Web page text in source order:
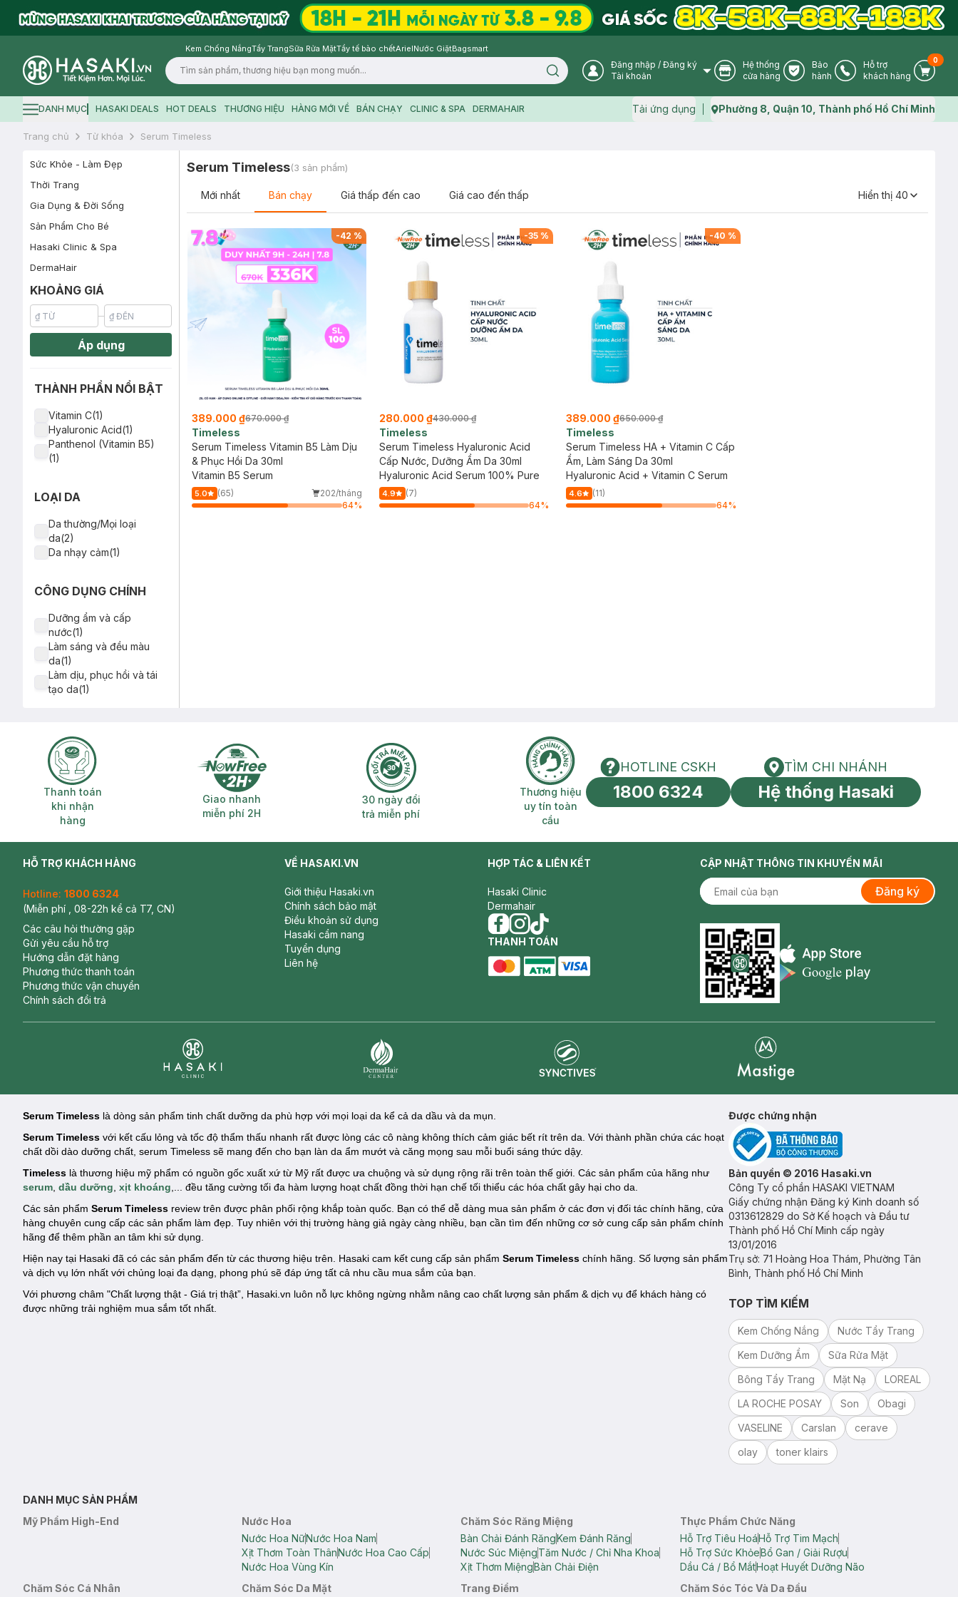
Kem Chống NắngTẩy TrangSữa Rửa MặtTẩy tế bào chếtArielNước GiặtBagsmart
Logo
Search icon User Icon
Đăng nhập / Đăng ký
Tài khoản
Store Icon
Hệ thống
cửa hàng
Warranty Icon
Bảo
hành
Phone Icon
Hỗ trợ
khách hàng
Cart
0
Hamburger icon
DANH MỤC HASAKI DEALS HOT DEALS THƯƠNG HIỆU HÀNG MỚI VỀ BÁN CHẠY CLINIC & SPA DERMAHAIR Tải ứng dụng Map icon
Phường 8, Quận 10, Thành phố Hồ Chí Minh
Trang chủ Từ khóa Serum Timeless
Sức Khỏe - Làm Đẹp
Thời Trang
Gia Dụng & Đời Sống
Sản Phẩm Cho Bé
Hasaki Clinic & Spa
DermaHair
KHOẢNG GIÁ
Áp dụng
THÀNH PHẦN NỔI BẬT
Vitamin C(1)
Hyaluronic Acid(1)
Panthenol (Vitamin B5)
(1)
LOẠI DA
Da thường/Mọi loại
da(2)
Da nhạy cảm(1)
CÔNG DỤNG CHÍNH
Dưỡng ẩm và cấp
nước(1)
Làm sáng và đều màu
da(1)
Làm dịu, phục hồi và tái
tạo da(1)
Serum Timeless(3 sản phẩm)
Mới nhất Bán chạy Giá thấp đến cao Giá cao đến thấp Hiển thị 40
-42 %
389.000 ₫670.000 ₫
Timeless
Serum Timeless Vitamin B5 Làm Dịu
& Phục Hồi Da 30ml
Vitamin B5 Serum
5.0 (65)
202/tháng
64%
-35 %
280.000 ₫430.000 ₫
Timeless
Serum Timeless Hyaluronic Acid
Cấp Nước, Dưỡng Ẩm Da 30ml
Hyaluronic Acid Serum 100% Pure
4.9
(7)
64%
-40 %
389.000 ₫650.000 ₫
Timeless
Serum Timeless HA + Vitamin C Cấp
Ẩm, Làm Sáng Da 30ml
Hyaluronic Acid + Vitamin C Serum
4.6
(11)
64%
Thanh toán khi nhận hàng
Thanh toán
khi nhận
hàng
Giao nhanh miễn phí 2H
Giao nhanh
miễn phí 2H
30 ngày đổi trả miễn phí
30 ngày đổi
trả miễn phí
Thương hiệu uy tín toàn cầu
Thương hiệu
uy tín toàn
cầu
HOTLINE CSKH
HOTLINE CSKH
1800 6324
Tìm chi nhánh
TÌM CHI NHÁNH
Hệ thống Hasaki
HỖ TRỢ KHÁCH HÀNG
Hotline: 1800 6324
(Miễn phí , 08-22h kể cả T7, CN)
Các câu hỏi thường gặp
Gửi yêu cầu hỗ trợ
Hướng dẫn đặt hàng
Phương thức thanh toán
Phương thức vận chuyển
Chính sách đổi trả
VỀ HASAKI.VN
Giới thiệu Hasaki.vn
Chính sách bảo mật
Điều khoản sử dụng
Hasaki cẩm nang
Tuyển dụng
Liên hệ
HỢP TÁC & LIÊN KẾT
Hasaki Clinic
Dermahair
facebook
instagram
tiktok
THANH TOÁN
CẬP NHẬT THÔNG TIN KHUYẾN MÃI
Đăng ký
Appstore icon
Serum Timeless là dòng sản phẩm tinh chất dưỡng da phù hợp với mọi loại da kể cả da dầu và da mụn.
Serum Timeless với kết cấu lỏng và tốc độ thẩm thấu nhanh rất được lòng các cô nàng không thích cảm giác bết rít trên da. Với thành phần chứa các hoạt
chất dồi dào dưỡng chất, serum Timeless sẽ mang đến cho bạn làn da ẩm mướt và căng mọng sau mỗi buổi sáng thức dậy.
Timeless là thương hiệu mỹ phẩm có nguồn gốc xuất xứ từ Mỹ rất được ưa chuộng và sử dụng rộng rãi trên toàn thế giới. Các sản phẩm của hãng như
serum dầu dưỡng xịt khoáng ,... đều tăng cường tối đa hàm lượng hoạt chất đồng thời hạn chế tối thiểu các hóa chất gây hại cho da.
Các sản phẩm Serum Timeless review trên được phân phối rộng khắp toàn quốc. Bạn có thể dễ dàng mua sản phẩm ở các đơn vị đối tác chính hãng, cửa
hàng chuyên cung cấp các sản phẩm làm đẹp. Tuy nhiên với thị trường hàng giả ngày càng nhiều, bạn cần tìm đến những cơ sở cung cấp sản phẩm chính
hãng để thêm phần an tâm khi sử dụng.
Hiện nay tại Hasaki đã có các sản phẩm đến từ các thương hiệu trên. Hasaki cam kết cung cấp sản phẩm Serum Timeless chính hãng. Số lượng sản phẩm
và dịch vụ lớn nhất với chủng loại đa dạng, phong phú sẽ đáp ứng tất cả nhu cầu mua sắm của bạn.
Với phương châm "Chất lượng thật - Giá trị thật”, Hasaki.vn luôn nỗ lực không ngừng nhằm nâng cao chất lượng sản phẩm & dịch vụ để khách hàng có
được những trải nghiệm mua sắm tốt nhất.
Được chứng nhận
Bản quyền © 2016 Hasaki.vn
Công Ty cổ phần HASAKI VIETNAM
Giấy chứng nhận Đăng ký Kinh doanh số
0313612829 do Sở Kế hoạch và Đầu tư
Thành phố Hồ Chí Minh cấp ngày
13/01/2016
Trụ sở: 71 Hoàng Hoa Thám, Phường Tân
Bình, Thành phố Hồ Chí Minh
TOP TÌM KIẾM
Kem Chống Nắng
Nước Tẩy Trang
Kem Dưỡng Ẩm
Sữa Rửa Mặt
Bông Tẩy Trang
Mặt Nạ
LOREAL
LA ROCHE POSAY
Son
Obagi
VASELINE
Carslan
cerave
olay
toner klairs
DANH MỤC SẢN PHẨM
Mỹ Phẩm High-End
Nước Hoa
Nước Hoa NữNước Hoa Nam
Xịt Thơm Toàn ThânNước Hoa Cao Cấp
Nước Hoa Vùng Kín
Chăm Sóc Răng Miệng
Bàn Chải Đánh RăngKem Đánh Răng
Nước Súc MiệngTăm Nước / Chỉ Nha Khoa
Xịt Thơm MiệngBàn Chải Điện
Thực Phẩm Chức Năng
Hỗ Trợ Tiêu HoáHỗ Trợ Tim Mạch
Hỗ Trợ Sức KhỏeBổ Gan / Giải Rượu
Dầu Cá / Bổ MắtHoạt Huyết Dưỡng Não
Chăm Sóc Cá Nhân
Chăm Sóc Da Mặt Trang Điểm Chăm Sóc Tóc Và Da Đầu